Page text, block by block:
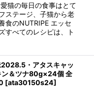
猫の毎日の食事はとて
ステージ、子猫から老
食のNUTRIPE エッセ
すべてのレシピは、ト
・アタスキャッ
ン＆ツナ80g×24個 全
[ata30150s24]